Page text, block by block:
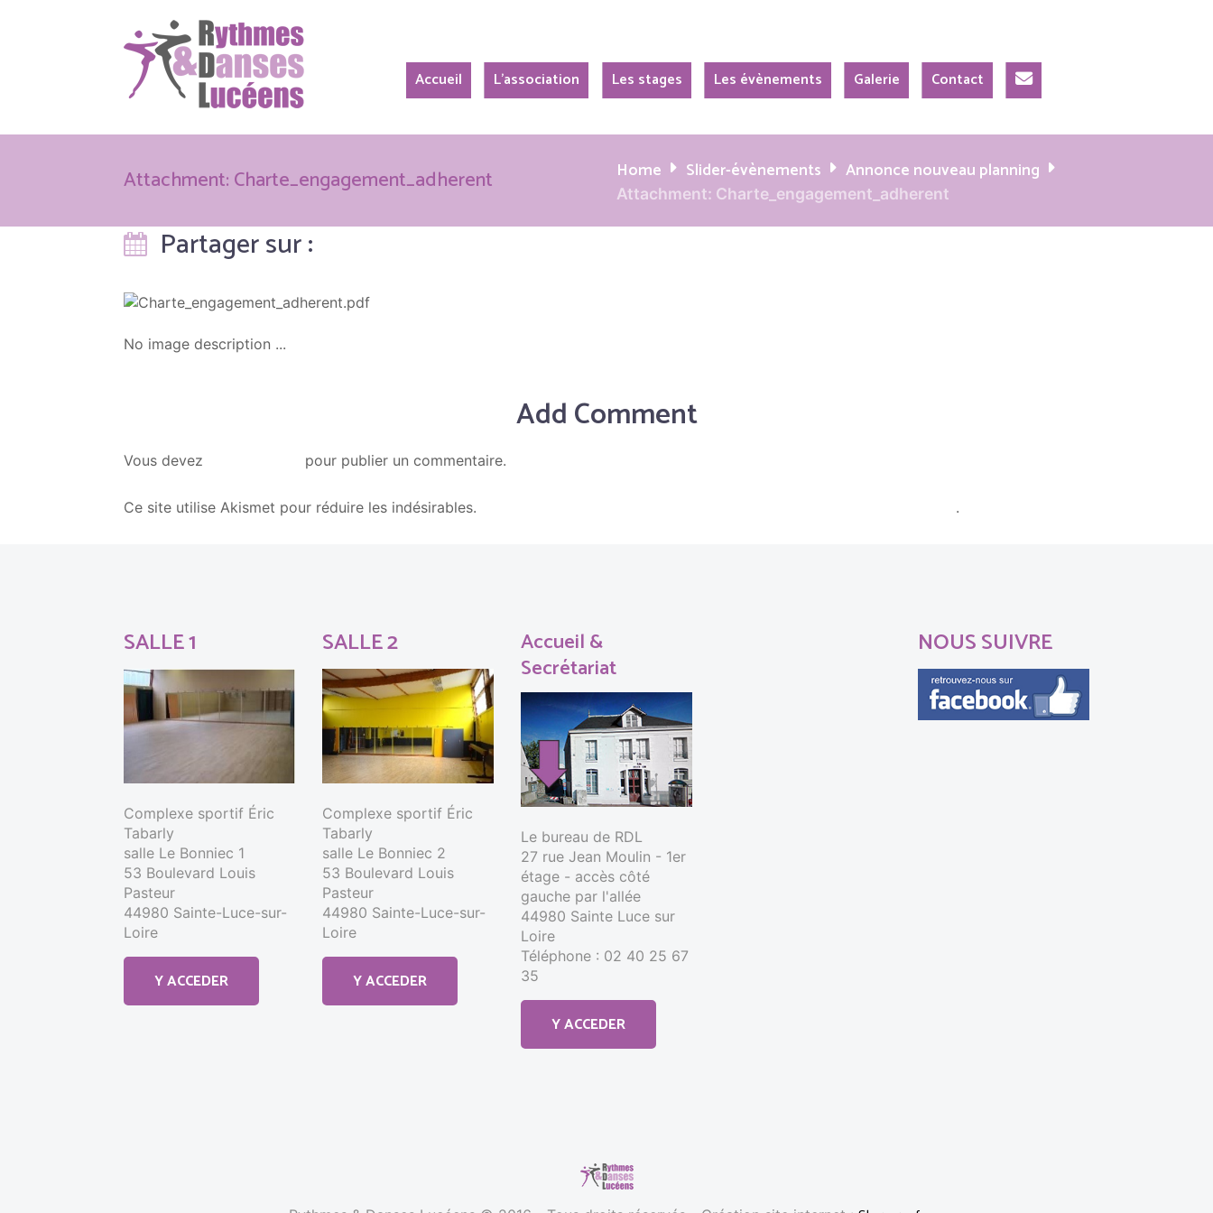
Accueil L’association Les stages Les évènements Galerie Contact N
o
s
c
r
r
Attachment: Charte_engagement_adherent Home Slider-évènements Annonce nouveau planning
Attachment: Charte_engagement_adherent
Partager sur :
No image description ...
Add Comment
Vous devez pour publier un commentaire.
Ce site utilise Akismet pour réduire les indésirables. .
SALLE 1
Complexe sportif Éric
Tabarly
salle Le Bonniec 1
53 Boulevard Louis
Pasteur
44980 Sainte-Luce-sur-
Loire
Y ACCEDER
SALLE 2
Complexe sportif Éric
Tabarly
salle Le Bonniec 2
53 Boulevard Louis
Pasteur
44980 Sainte-Luce-sur-
Loire
Y ACCEDER
Accueil &
Secrétariat
Le bureau de RDL
27 rue Jean Moulin - 1er
étage - accès côté
gauche par l'allée
44980 Sainte Luce sur
Loire
Téléphone : 02 40 25 67
35
Y ACCEDER
NOUS SUIVRE